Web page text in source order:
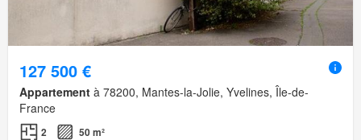
127 500 €
Appartement à 78200, Mantes-la-Jolie, Yvelines, Île-de-
France
2 50 m²